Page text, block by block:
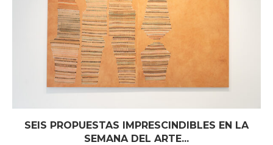
SEIS PROPUESTAS IMPRESCINDIBLES EN LA
SEMANA DEL ARTE...